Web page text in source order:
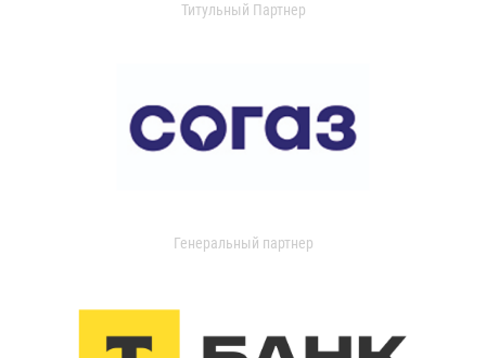
Титульный Партнер
Генеральный партнер